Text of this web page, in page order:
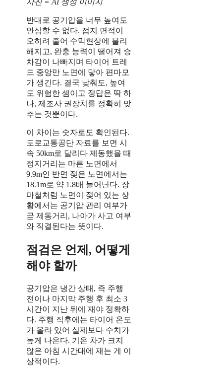
사진 = AI 생성 이미지
반대로 공기압을 너무 높여도
안심할 수 없다. 접지 면적이
오히려 줄어 수막현상에 불리
해지고, 완충 능력이 떨어져 승
차감이 나빠지며 타이어 트레
드 중앙만 노면에 닿아 편마모
가 생긴다. 결국 낮춰도, 높여
도 위험한 셈이고 정답은 딱 하
나, 제조사 권장치를 정확히 맞
추는 것뿐이다.
이 차이는 숫자로도 확인된다.
도로교통공단 자료를 보면 시
속 50km로 달리다 제동했을 때
정지거리는 마른 노면에서
9.9m인 반면 젖은 노면에서는
18.1m로 약 1.8배 늘어난다. 장
마철처럼 노면이 젖어 있는 상
황에서는 공기압 관리 여부가
곧 제동거리, 나아가 사고 여부
와 직결된다는 뜻이다.
점검은 언제, 어떻게
해야 할까
공기압은 냉간 상태, 즉 주행
전이나 마지막 주행 후 최소 3
시간이 지난 뒤에 재야 정확하
다. 주행 직후에는 타이어 온도
가 올라 있어 실제보다 수치가
높게 나온다. 기온 차가 크지
않은 아침 시간대에 재는 게 이
상적이다.